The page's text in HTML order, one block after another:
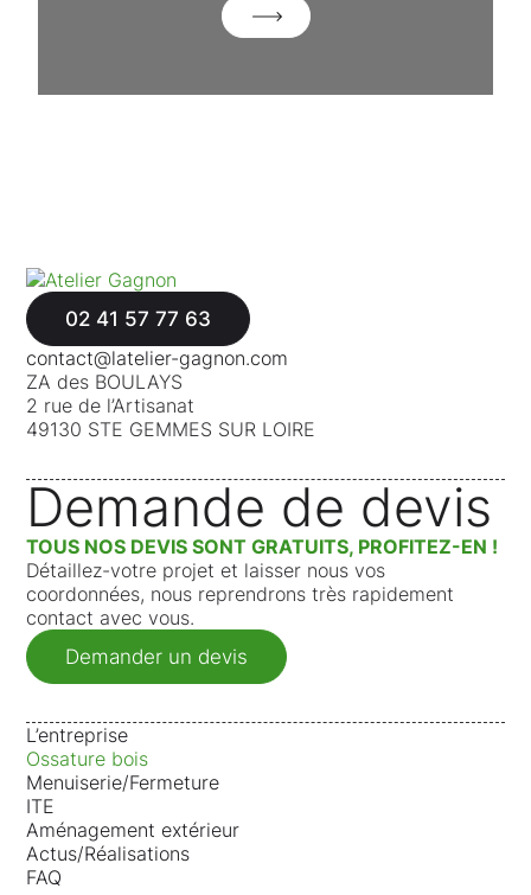
02 41 57 77 63
contact@latelier-gagnon.com
ZA des BOULAYS
2 rue de l’Artisanat
49130 STE GEMMES SUR LOIRE
Demande de devis
TOUS NOS DEVIS SONT GRATUITS, PROFITEZ-EN !
Détaillez-votre projet et laisser nous vos
coordonnées, nous reprendrons très rapidement
contact avec vous.
Demander un devis
L’entreprise
Ossature bois
Menuiserie/Fermeture
ITE
Aménagement extérieur
Actus/Réalisations
FAQ